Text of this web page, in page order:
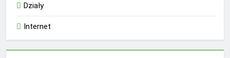
Działy
Internet